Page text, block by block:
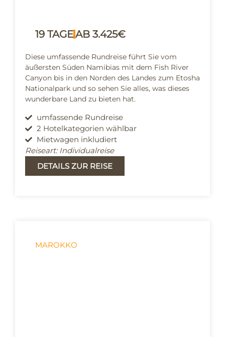
19 TAGEAB 3.425€
Diese umfassende Rundreise führt Sie vom
äußersten Süden Namibias mit dem Fish River
Canyon bis in den Norden des Landes zum Etosha
Nationalpark und so sehen Sie alles, was dieses
wunderbare Land zu bieten hat.
umfassende Rundreise
2 Hotelkategorien wählbar
Mietwagen inkludiert
Reiseart: Individualreise
DETAILS ZUR REISE
MAROKKO